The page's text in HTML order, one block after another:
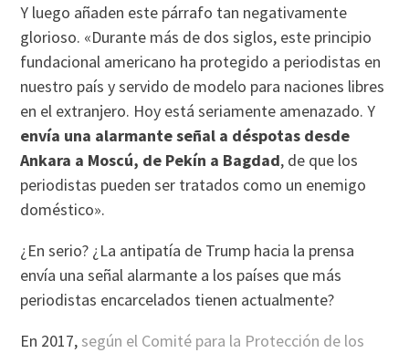
Y luego añaden este párrafo tan negativamente
glorioso. «Durante más de dos siglos, este principio
fundacional americano ha protegido a periodistas en
nuestro país y servido de modelo para naciones libres
en el extranjero. Hoy está seriamente amenazado. Y
envía una alarmante señal a déspotas desde
Ankara a Moscú, de Pekín a Bagdad, de que los
periodistas pueden ser tratados como un enemigo
doméstico».
¿En serio? ¿La antipatía de Trump hacia la prensa
envía una señal alarmante a los países que más
periodistas encarcelados tienen actualmente?
En 2017, según el Comité para la Protección de los